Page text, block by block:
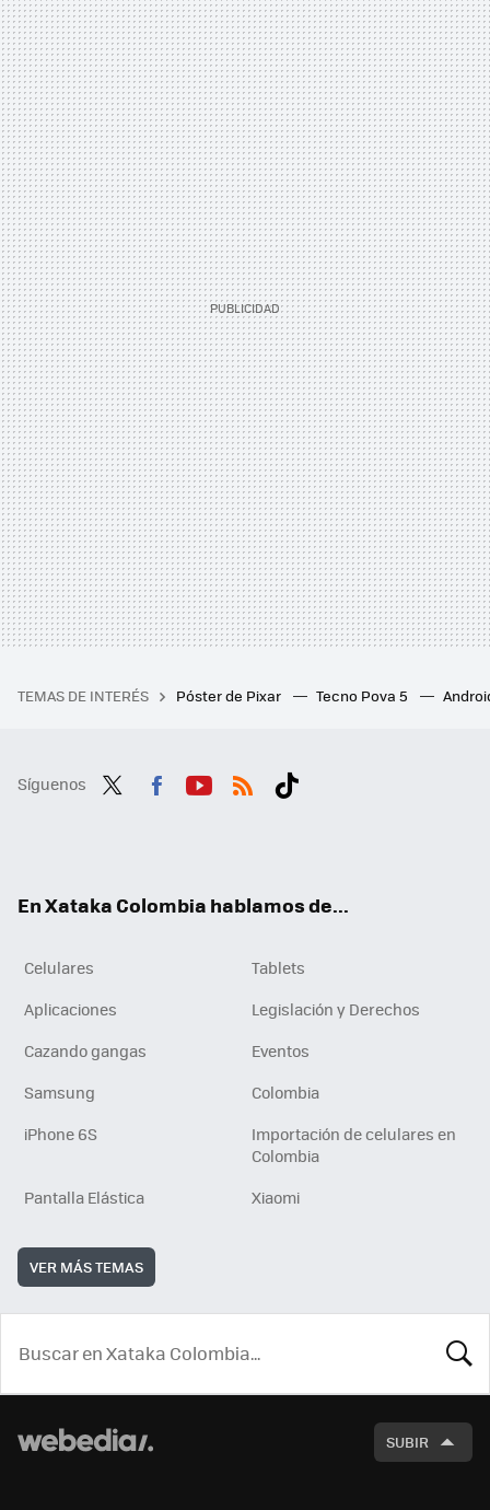
TEMAS DE INTERÉS Póster de Pixar Tecno Pova 5
Síguenos
En Xataka Colombia hablamos de...
Celulares
Tablets
Aplicaciones
Legislación y Derechos
Cazando gangas
Eventos
Samsung
Colombia
iPhone 6S
Importación de celulares en
Colombia
Pantalla Elástica
Xiaomi
VER MÁS TEMAS
SUBIR